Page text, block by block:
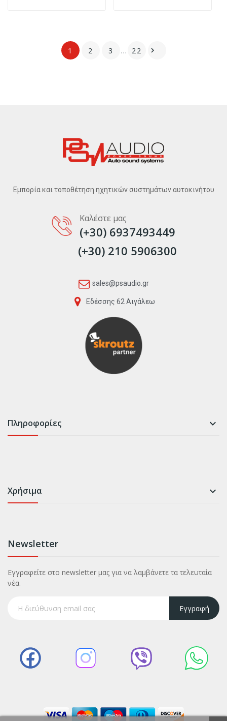
1 2 3 … 22 
Εμπορία και τοποθέτηση ηχητικών συστημάτων αυτοκινήτου
Καλέστε μας
(+30) 6937493449
(+30) 210 5906300
sales@psaudio.gr
Εδέσσης 62 Αιγάλεω
Πληροφορίες 
Χρήσιμα 
Newsletter
Εγγραφείτε στο newsletter μας για να λαμβάνετε τα τελευταία
νέα.
Εγγραφή